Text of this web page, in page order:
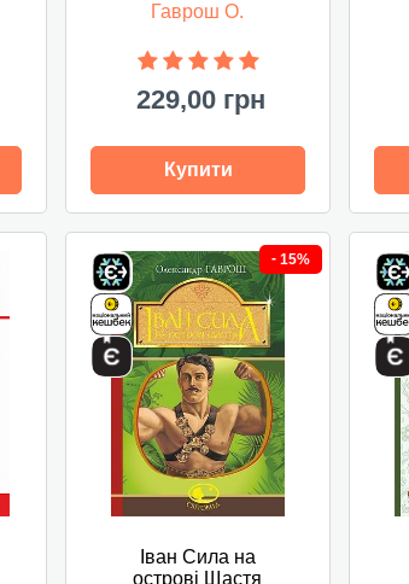
Гаврош О.
229,00 грн
Купити
- 15%
Іван Сила на
острові Щастя